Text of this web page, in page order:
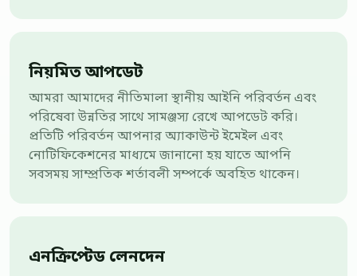
নিয়মিত আপডেট
আমরা আমাদের নীতিমালা স্থানীয় আইনি পরিবর্তন এবং
পরিষেবা উন্নতির সাথে সামঞ্জস্য রেখে আপডেট করি।
প্রতিটি পরিবর্তন আপনার অ্যাকাউন্ট ইমেইল এবং
নোটিফিকেশনের মাধ্যমে জানানো হয় যাতে আপনি
সবসময় সাম্প্রতিক শর্তাবলী সম্পর্কে অবহিত থাকেন।
এনক্রিপ্টেড লেনদেন